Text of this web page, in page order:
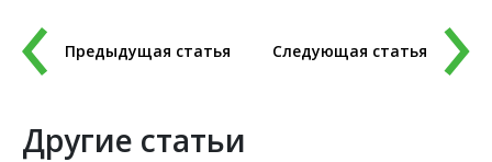
Предыдущая статья Следующая статья
Другие статьи